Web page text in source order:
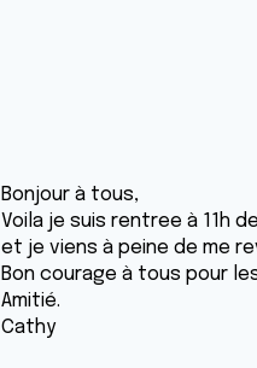
Bonjour à tous,
Voila je suis rentree à 11h
et je viens à peine de me
Bon courage à tous pour
Amitié.
Cathy